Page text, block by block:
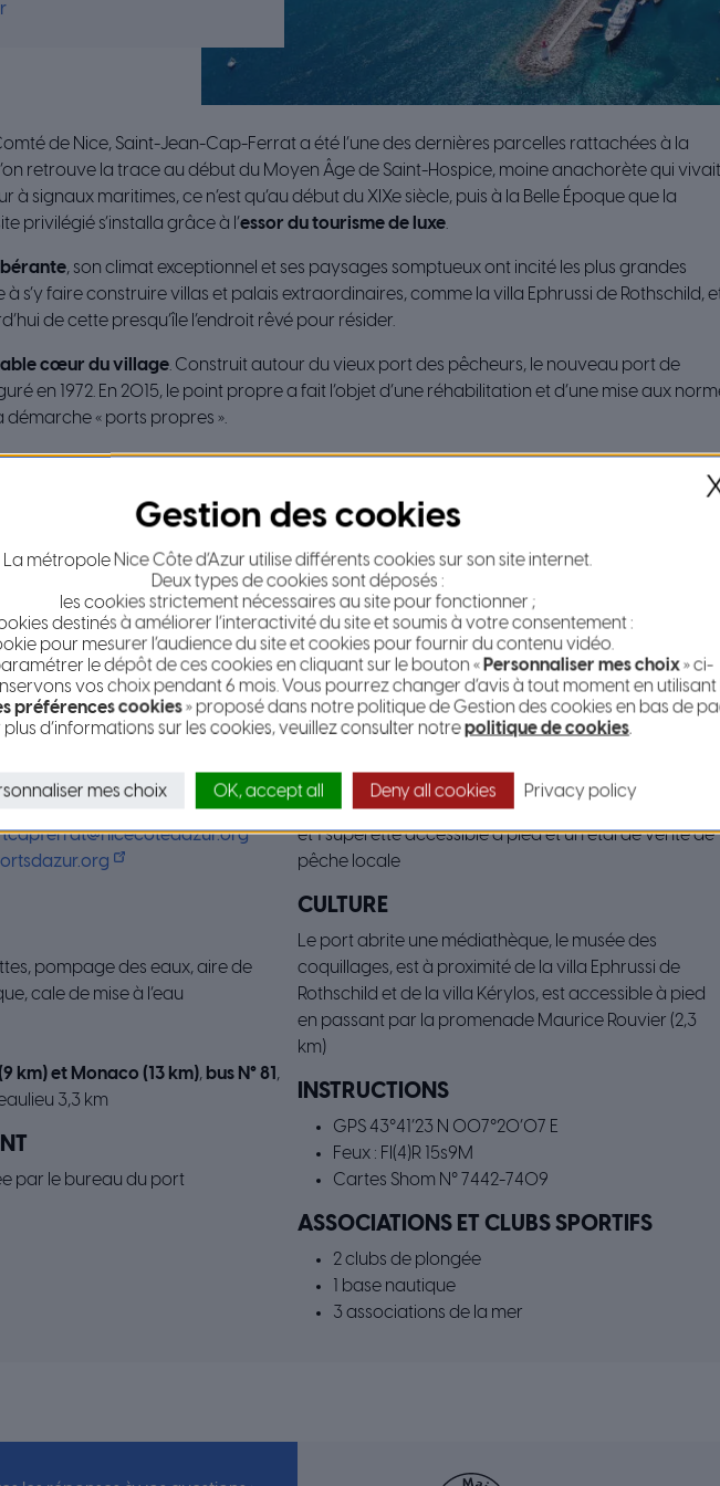
de Nice, Saint-Jean-Cap-Ferrat a été l’une des dernières parcelles rattachées à la
l’on retrouve la trace au début du Moyen Âge de Saint-Hospice, moine anachorète qui vivait
à signaux maritimes, ce n’est qu’au début du XIXe siècle, puis à la Belle Époque que la
privilégié s’installa grâce à l’essor du tourisme de luxe.
, son climat exceptionnel et ses paysages somptueux ont incité les plus grandes
s’y faire construire villas et palais extraordinaires, comme la villa Ephrussi de Rothschild,
de cette presqu’île l’endroit rêvé pour résider.
cœur du village. Construit autour du vieux port des pêcheurs, le nouveau port de
en 1972. En 2015, le point propre a fait l’objet d’une réhabilitation et d’une mise aux
démarche « ports propres ».
démarré l’année suivante avec la réhabilitation de la cale de halage, la création d’une
pratiques
NICE COTE D’AZUR GÈRE :
50 m
maxi 3,5 m
pompage des eaux, aire de
cale de mise à l’eau
km) et Monaco (13 km), bus N° 81,
3,3 km
par le bureau du port
RÉPARATION NAVALE
3 entreprises dont 1 chantier équipé de moyens de
levage de 30 tonnes
L’enceinte portuaire comprend 27 commerces dont
10 restaurants, 4 loueurs de bateaux, 1 shipchandler
et 1 supérette accessible à pied et un étal de vente de
pêche locale
CULTURE
Le port abrite une médiathèque, le musée des
coquillages, est à proximité de la villa Ephrussi de
Rothschild et de la villa Kérylos, est accessible à pied
en passant par la promenade Maurice Rouvier (2,3
km)
INSTRUCTIONS
GPS 43°41’23 N 007°20’07 E
Feux : FI(4)R 15s9M
Cartes Shom N° 7442-7409
ASSOCIATIONS ET CLUBS SPORTIFS
2 clubs de plongée
1 base nautique
3 associations de la mer
La métropole Nice Côte d’Azur utilise différents cookies sur son site internet.
Deux types de cookies sont déposés :
les cookies strictement nécessaires au site pour fonctionner ;
destinés à améliorer l’interactivité du site et soumis à votre consentement :
pour mesurer l’audience du site et cookies pour fournir du contenu vidéo.
le dépôt de ces cookies en cliquant sur le bouton «Personnaliser mes choix» ci-
vos choix pendant 6 mois. Vous pourrez changer d’avis à tout moment en utilisant
préférences cookies» proposé dans notre politique de Gestion des cookies en bas de
plus d’informations sur les cookies, veuillez consulter notrepolitique de cookies.
mes choix OK, accept all Deny all cookies Privacy policy